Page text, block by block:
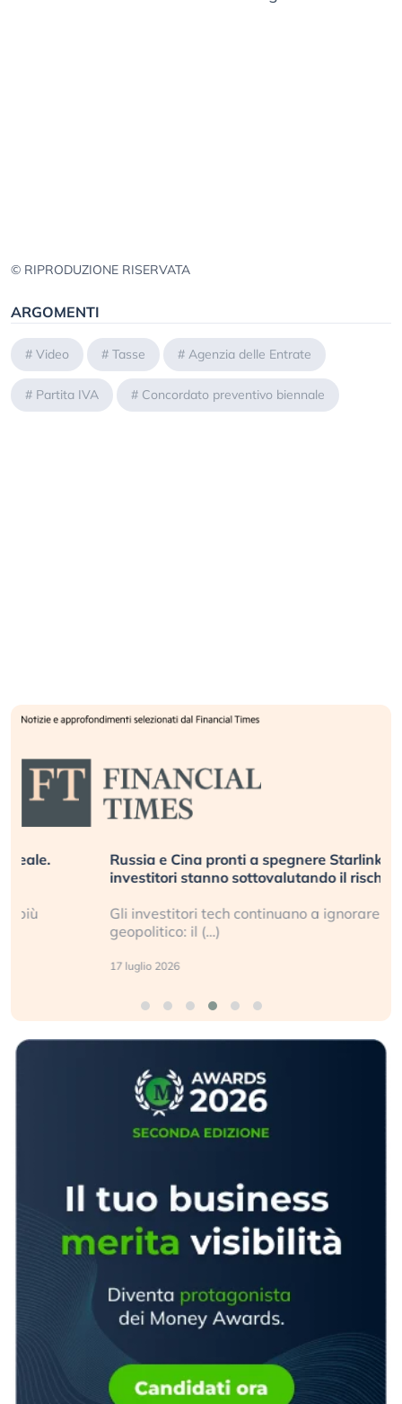
© RIPRODUZIONE RISERVATA
ARGOMENTI
# Video # Tasse # Agenzia delle Entrate
# Partita IVA # Concordato preventivo biennale
Russia e Cina pronti a spegnere Starlink. Gli
investitori stanno sottovalutando il rischio?
Gli investitori tech continuano a ignorare il rischio
geopolitico: il (…)